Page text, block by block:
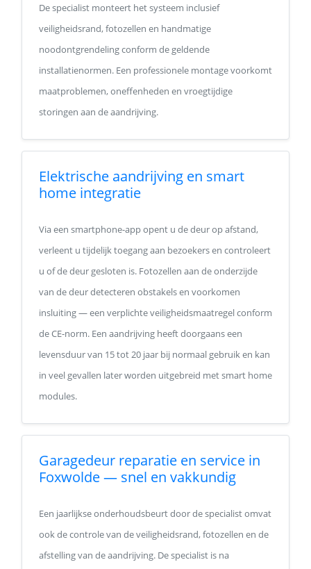
De specialist monteert het systeem inclusief
veiligheidsrand, fotozellen en handmatige
noodontgrendeling conform de geldende
installatienormen. Een professionele montage voorkomt
maatproblemen, oneffenheden en vroegtijdige
storingen aan de aandrijving.
Elektrische aandrijving en smart
home integratie
Via een smartphone-app opent u de deur op afstand,
verleent u tijdelijk toegang aan bezoekers en controleert
u of de deur gesloten is. Fotozellen aan de onderzijde
van de deur detecteren obstakels en voorkomen
insluiting — een verplichte veiligheidsmaatregel conform
de CE-norm. Een aandrijving heeft doorgaans een
levensduur van 15 tot 20 jaar bij normaal gebruik en kan
in veel gevallen later worden uitgebreid met smart home
modules.
Garagedeur reparatie en service in
Foxwolde — snel en vakkundig
Een jaarlijkse onderhoudsbeurt door de specialist omvat
ook de controle van de veiligheidsrand, fotozellen en de
afstelling van de aandrijving. De specialist is na